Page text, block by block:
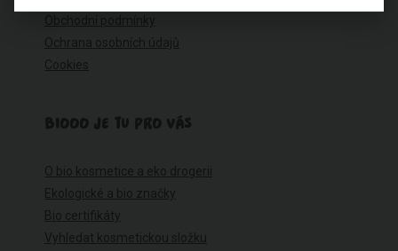
Ochrana osobních údajů
Cookies
BIOOO JE TU PRO VÁS
O bio kosmetice a eko drogerii
Ekologické a bio značky
Bio certifikáty
Vyhledat kosmetickou složku